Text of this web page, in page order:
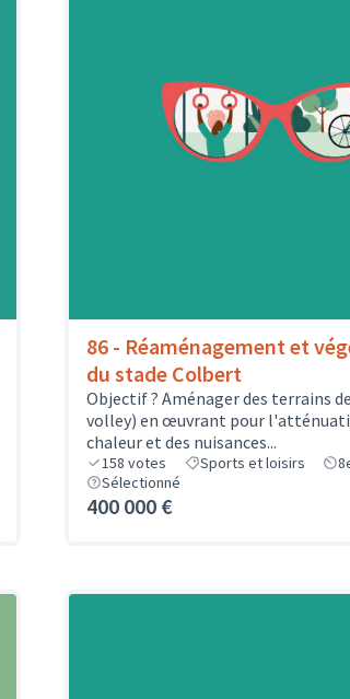
86 - Réaménagement et
du stade Colbert
Objectif ? Aménager des terrains
volley) en œuvrant pour
chaleur et des nuisances...
158 votes Sports et loisirs
Sélectionné
400 000 €